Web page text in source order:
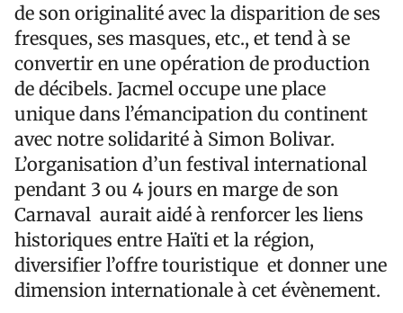
de son originalité avec la disparition de ses
fresques, ses masques, etc., et tend à se
convertir en une opération de production
de décibels. Jacmel occupe une place
unique dans l’émancipation du continent
avec notre solidarité à Simon Bolivar.
L’organisation d’un festival international
pendant 3 ou 4 jours en marge de son
Carnaval aurait aidé à renforcer les liens
historiques entre Haïti et la région,
diversifier l’offre touristique et donner une
dimension internationale à cet évènement.